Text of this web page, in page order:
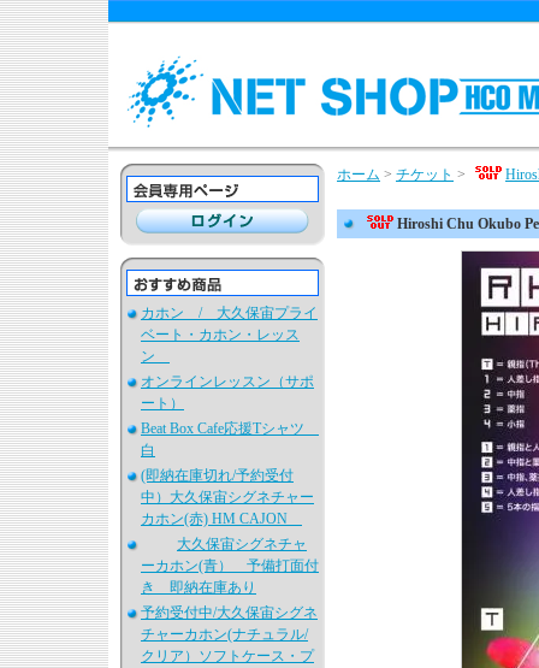
カホン / 大久保宙プライ
ベート・カホン・レッス
ン
オンラインレッスン（サポ
ート）
Beat Box Cafe応援Tシャツ
白
(即納在庫切れ/予約受付
中）大久保宙シグネチャー
カホン(赤) HM CAJON
大久保宙シグネチャ
ーカホン(青） 予備打面付
き 即納在庫あり
予約受付中/大久保宙シグネ
チャーカホン(ナチュラル/
クリア）ソフトケース・プ
ホーム > チケット >
Hiroshi Chu Okubo